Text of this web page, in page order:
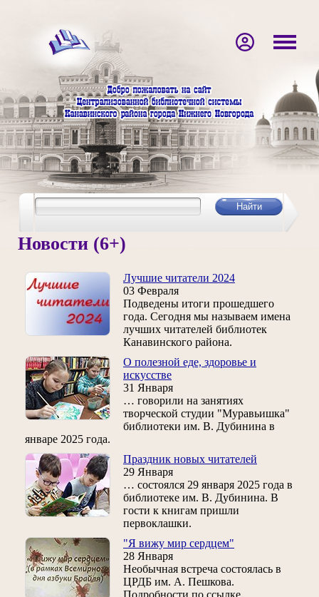
Новости (6+)
Лучшие читатели 2024
03 Февраля
Подведены итоги прошедшего
года. Сегодня мы называем имена
лучших читателей библиотек
Канавинского района.
О полезной еде, здоровье и
искусстве
31 Января
… говорили на занятиях
творческой студии "Муравьишка"
библиотеки им. В. Дубинина в
январе 2025 года.
Праздник новых читателей
29 Января
… состоялся 29 января 2025 года в
библиотеке им. В. Дубинина. В
гости к книгам пришли
первоклашки.
"Я вижу мир сердцем"
28 Января
Необычная встреча состоялась в
ЦРДБ им. А. Пешкова.
Подробности по ссылке.